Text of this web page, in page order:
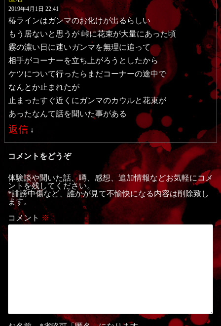
2019年4月1日 22:41
椿ラインはガンマのお化けが出るらしい
もう居ないと思うが 峠に花束が大量にあった頃
霧の濃い日に速いガンマを無理に追って
相手がコーナーを立ち上がろうとしたから
ケツについて行ったらまだコーナーの途中で
なんとか止まれたが
止まったすぐ近くにガンマのカウルと花束が
あったなんて話を聞いた事がある
返信 ↓
コメントをどうぞ
体験談や聞いた話、噂、感想、追加情報などお気軽にコメ
ントを残してください。
*誹謗中傷など、誰かが見て不愉快になる内容は削除致し
ます。
コメント ※